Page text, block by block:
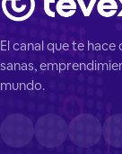
El canal que te
sanas,
mundo.